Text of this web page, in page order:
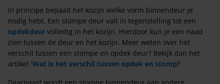
In principe bepaalt het kozijn welke vorm binnendeur je
nodig hebt. Een stompe deur valt in tegenstelling tot een
opdekdeur volledig in het kozijn. Hierdoor kun je een naad
zien tussen de deur en het kozijn. Meer weten over het
verschil tussen een stompe en opdek deur? Bekijk dan het
artikel 'Wat is het verschil tussen opdek en stomp?